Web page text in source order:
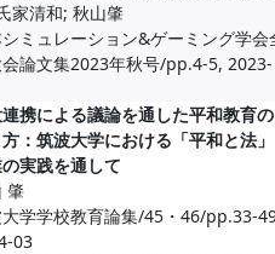
家清和; 秋山肇
シミュレーション&ゲーミング学会
会論文集2023年秋号/pp.4-5, 2023-
携による議論を通した平和教育の
：筑波大学における「平和と法」
実践を通して
肇
学学校教育論集/45・46/pp.33-
03